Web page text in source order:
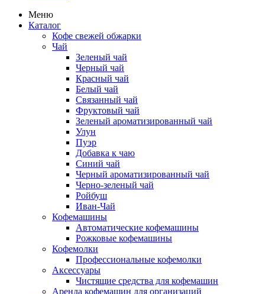
Меню
Каталог
Кофе свежей обжарки
Чай
Зеленый чай
Черный чай
Красный чай
Белый чай
Связанный чай
Фруктовый чай
Зеленый ароматизированный чай
Улун
Пуэр
Добавка к чаю
Синий чай
Черный ароматизированный чай
Черно-зеленый чай
Ройбуш
Иван-Чай
Кофемашины
Автоматические кофемашины
Рожковые кофемашины
Кофемолки
Профессиональные кофемолки
Аксессуары
Чистящие средства для кофемашин
Аренда кофемашин для организаций